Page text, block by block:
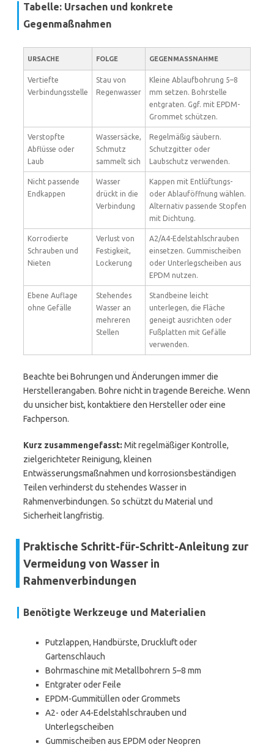
Tabelle: Ursachen und konkrete
Gegenmaßnahmen
URSACHE FOLGE GEGENMASSNAHME
Vertiefte
Verbindungsstelle
Stau von
Regenwasser
Kleine Ablaufbohrung 5–8
mm setzen. Bohrstelle
entgraten. Ggf. mit EPDM-
Grommet schützen.
Verstopfte
Abflüsse oder
Laub
Wassersäcke,
Schmutz
sammelt sich
Regelmäßig säubern.
Schutzgitter oder
Laubschutz verwenden.
Nicht passende
Endkappen
Wasser
drückt in die
Verbindung
Kappen mit Entlüftungs-
oder Ablauföffnung wählen.
Alternativ passende Stopfen
mit Dichtung.
Korrodierte
Schrauben und
Nieten
Verlust von
Festigkeit,
Lockerung
A2/A4-Edelstahlschrauben
einsetzen. Gummischeiben
oder Unterlegscheiben aus
EPDM nutzen.
Ebene Auflage
ohne Gefälle
Stehendes
Wasser an
mehreren
Stellen
Standbeine leicht
unterlegen, die Fläche
geneigt ausrichten oder
Fußplatten mit Gefälle
verwenden.
Beachte bei Bohrungen und Änderungen immer die
Herstellerangaben. Bohre nicht in tragende Bereiche. Wenn
du unsicher bist, kontaktiere den Hersteller oder eine
Fachperson.
Kurz zusammengefasst: Mit regelmäßiger Kontrolle,
zielgerichteter Reinigung, kleinen
Entwässerungsmaßnahmen und korrosionsbeständigen
Teilen verhinderst du stehendes Wasser in
Rahmenverbindungen. So schützt du Material und
Sicherheit langfristig.
Praktische Schritt-für-Schritt-Anleitung zur
Vermeidung von Wasser in
Rahmenverbindungen
Benötigte Werkzeuge und Materialien
Putzlappen, Handbürste, Druckluft oder
Gartenschlauch
Bohrmaschine mit Metallbohrern 5–8 mm
Entgrater oder Feile
EPDM-Gummitüllen oder Grommets
A2- oder A4-Edelstahlschrauben und
Unterlegscheiben
Gummischeiben aus EPDM oder Neopren